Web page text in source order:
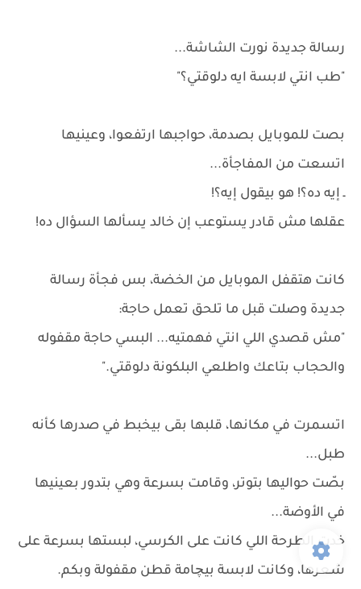
رسالة جديدة نورت الشاشة...
"طب انتي لابسة ايه دلوقتي؟"
بصت للموبايل بصدمة، حواجبها ارتفعوا، وعينيها
اتسعت من المفاجأة...
ـ إيه ده؟! هو بيقول إيه؟!
عقلها مش قادر يستوعب إن خالد يسألها السؤال ده!
كانت هتقفل الموبايل من الخضة، بس فجأة رسالة
جديدة وصلت قبل ما تلحق تعمل حاجة:
"مش قصدي اللي انتي فهمتيه... البسي حاجة مقفوله
والحجاب بتاعك واطلعي البلكونة دلوقتي."
اتسمرت في مكانها، قلبها بقى بيخبط في صدرها كأنه
طبل...
بصّت حواليها بتوتر، وقامت بسرعة وهي بتدور بعينيها
في الأوضة...
خدت الطرحة اللي كانت على الكرسي، لبستها بسرعة على
شعرها، وكانت لابسة بيچامة قطن مقفولة وبكم.